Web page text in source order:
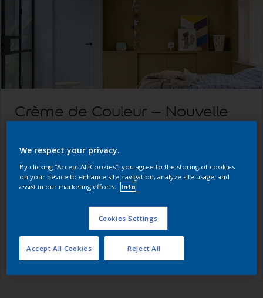
Crème de Couleur – Nouvelle
Fer de lance des peintures Dulux Valentine, Crème de
Couleur, notre peinture intérieure multi-supports,
évolue avec une nouvelle formule biosourcée, plus
facile, plus couvrante et une nouvelle palette de
Je découvre la gamme
We respect your privacy.
By clicking “Accept All Cookies”, you agree to the storing of cookies
on your device to enhance site navigation, analyze site usage, and
assist in our marketing efforts.
Info
Cookies Settings
Reject All
Accept All Cookies